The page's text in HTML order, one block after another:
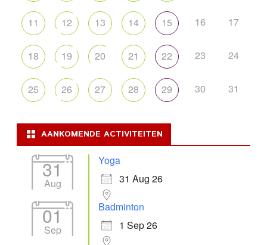
11 12 13 14 15 16 17
18 19 20 21 22 23 24
25 26 27 28 29 30 31
AANKOMENDE ACTIVITEITEN
31
Aug
Yoga
31 Aug 26
01
Sep
Badminton
1 Sep 26